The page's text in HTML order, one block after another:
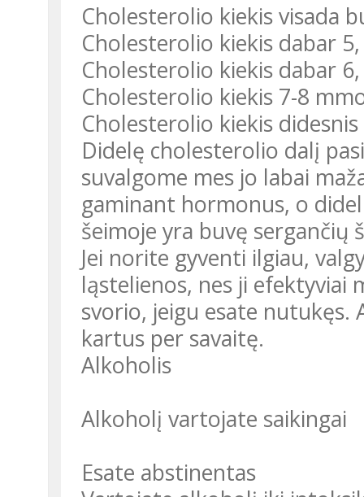
Cholesterolio kiekis visada
Cholesterolio kiekis dabar
Cholesterolio kiekis dabar
Cholesterolio kiekis 7-8
Cholesterolio kiekis
Didelę cholesterolio dalį
suvalgome mes jo labai
gaminant hormonus, o
šeimoje yra buvę sergančių
Jei norite gyventi ilgiau,
ląstelienos, nes ji efektyviai
svorio, jeigu esate
kartus per savaitę.
Alkoholis
Alkoholį vartojate saikingai
Esate abstinentas